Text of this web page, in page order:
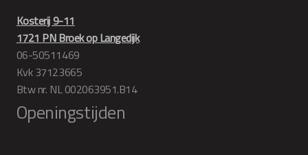
Kosterij 9-11
1721 PN Broek op Langedijk
06-50511469
Kvk 37123665
Btw nr. NL 002063951.B14
Openingstijden